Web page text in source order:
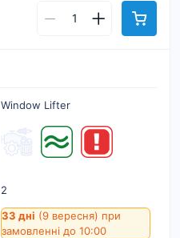
Window Lifter
2
33 дні (9 вересня) при
замовленні до 10:00